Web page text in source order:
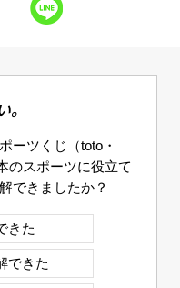
。
ーツくじ（toto・
のスポーツに役立て
できましたか？
きた
できた